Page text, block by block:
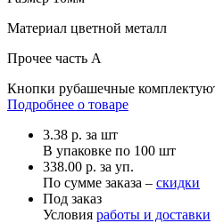
Материал цветной металл
Прочее часть A
Кнопки рубашечные
Подробнее о товаре
3.38 р. за шт
В упаковке по 100 шт
338.00 р. за уп.
По сумме заказа – скидки
Под заказ
Условия работы и доставки